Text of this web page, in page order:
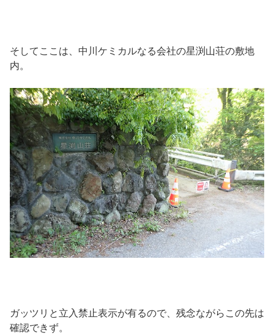
そしてここは、中川ケミカルなる会社の星渕山荘の敷地
内。
ガッツリと立入禁止表示が有るので、残念ながらこの先は
確認できず。